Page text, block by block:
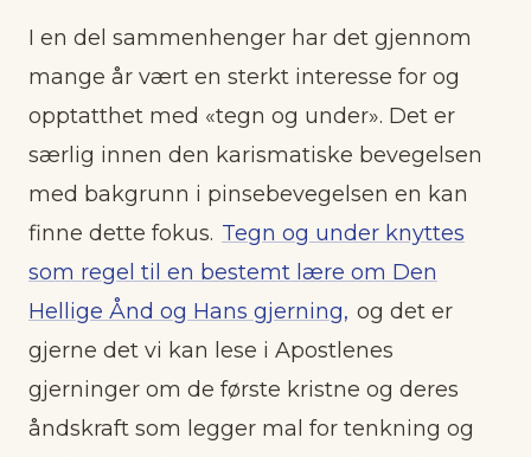
I en del sammenhenger har det gjennom
mange år vært en sterkt interesse for og
opptatthet med «tegn og under». Det er
særlig innen den karismatiske bevegelsen
med bakgrunn i pinsebevegelsen en kan
finne dette fokus. Tegn og under knyttes
som regel til en bestemt lære om Den
Hellige Ånd og Hans gjerning, og det er
gjerne det vi kan lese i Apostlenes
gjerninger om de første kristne og deres
åndskraft som legger mal for tenkning og